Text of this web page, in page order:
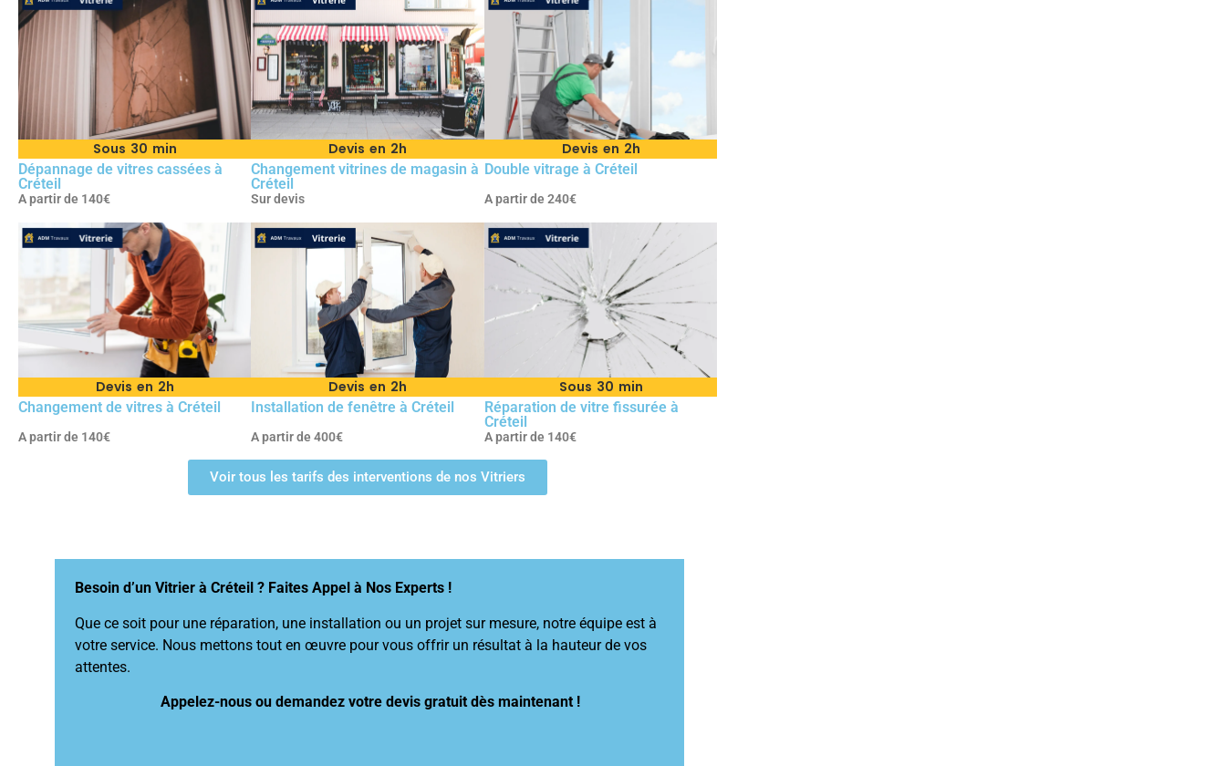
Sous 30 min
Dépannage de vitres cassées à
Créteil
A partir de 140€
Devis en 2h
Changement vitrines de magasin à
Créteil
Sur devis
Devis en 2h
Double vitrage à Créteil
A partir de 240€
Devis en 2h
Changement de vitres à Créteil
A partir de 140€
Devis en 2h
Installation de fenêtre à Créteil
A partir de 400€
Sous 30 min
Réparation de vitre fissurée à
Créteil
A partir de 140€
Voir tous les tarifs des interventions de nos Vitriers
Besoin d’un Vitrier à Créteil ? Faites Appel à Nos Experts !
Que ce soit pour une réparation, une installation ou un projet sur mesure, notre équipe est à
votre service. Nous mettons tout en œuvre pour vous offrir un résultat à la hauteur de vos
attentes.
Appelez-nous ou demandez votre devis gratuit dès maintenant !